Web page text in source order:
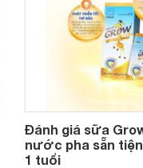
Đánh giá sữa
nước pha sẵn
1 tuổi